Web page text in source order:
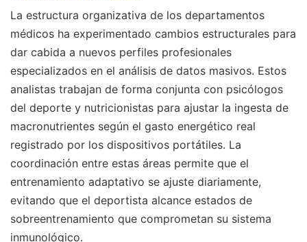
La estructura organizativa de los departamentos
médicos ha experimentado cambios estructurales para
dar cabida a nuevos perfiles profesionales
especializados en el análisis de datos masivos. Estos
analistas trabajan de forma conjunta con psicólogos
del deporte y nutricionistas para ajustar la ingesta de
macronutrientes según el gasto energético real
registrado por los dispositivos portátiles. La
coordinación entre estas áreas permite que el
entrenamiento adaptativo se ajuste diariamente,
evitando que el deportista alcance estados de
sobreentrenamiento que comprometan su sistema
inmunológico.